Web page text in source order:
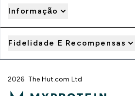
Informação
Fidelidade E Recompensas
2026 The Hut.com Ltd